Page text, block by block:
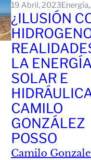
19 Abril, 2023Energía,
¿ILUSIÓN
LA ENERGÍA
SOLAR E
CAMILO
GONZÁLEZ
POSSO
Camilo